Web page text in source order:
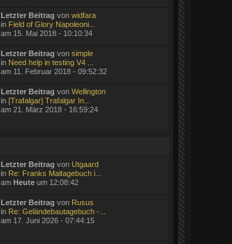
Letzter Beitrag von widfara
in Field of Glory Napoleoni...
am 15. Mai 2018 - 10:10:34
Letzter Beitrag von simple
in Need help in testing V4 ...
am 11. Februar 2018 - 09:52:32
Letzter Beitrag von Wellington
in [Trafalgar] Trafalgar In...
am 21. März 2018 - 16:59:24
Letzter Beitrag von Utgaard
in Re: Franks Maltagebuch i...
am Heuteum 12:08:42
Letzter Beitrag von Rusus
in Re: Geländebautagebuch -...
am 17. Juni 2026 - 07:44:15